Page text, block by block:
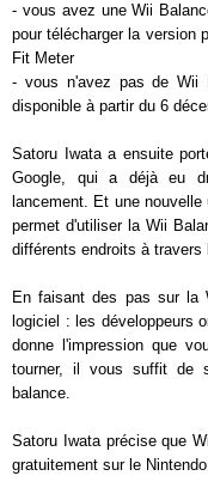
- vous avez une Wii
pour télécharger la version
Fit Meter
- vous n'avez pas de Wii
disponible à partir du 6
Satoru Iwata a ensuite
Google, qui a déjà eu
lancement. Et une
permet d'utiliser la Wii
différents endroits à
En faisant des pas sur la
logiciel : les développeurs
donne l'impression que
tourner, il vous suffit de
balance.
Satoru Iwata précise que
gratuitement sur le